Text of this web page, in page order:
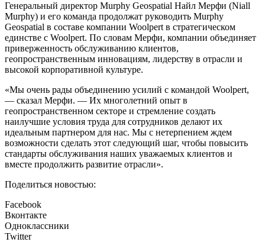
Генеральный директор Murphy Geospatial Найл Мерфи (Niall
Murphy) и его команда продолжат руководить Murphy
Geospatial в составе компании Woolpert в стратегическом
единстве с Woolpert. По словам Мерфи, компании объединяет
приверженность обслуживанию клиентов,
геопространственным инновациям, лидерству в отрасли и
высокой корпоративной культуре.
«Мы очень рады объединению усилий с командой Woolpert,
— сказал Мерфи. — Их многолетний опыт в
геопространственном секторе и стремление создать
наилучшие условия труда для сотрудников делают их
идеальным партнером для нас. Мы с нетерпением ждем
возможности сделать этот следующий шаг, чтобы повысить
стандарты обслуживания наших уважаемых клиентов и
вместе продолжить развитие отрасли».
Поделиться новостью:
Facebook
Вконтакте
Одноклассники
Twitter